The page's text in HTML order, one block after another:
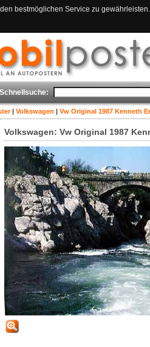
bestmöglichen Service zu
Schnellsuche:
| Volkswagen | Vw Original 1987 Kenneth
Volkswagen: Vw Original 1987